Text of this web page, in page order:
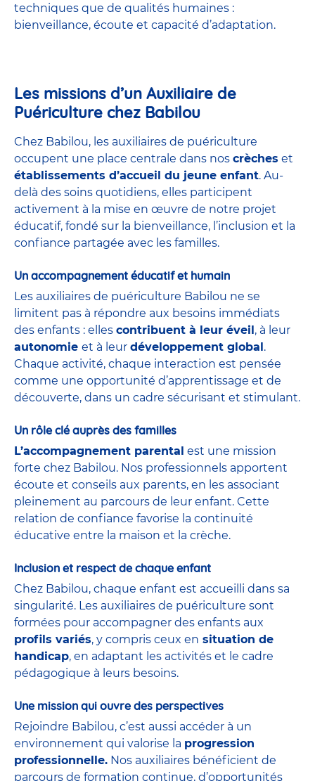
techniques que de qualités humaines :
bienveillance, écoute et capacité d’adaptation.
Les missions d’un Auxiliaire de
Puériculture chez Babilou
Chez Babilou, les auxiliaires de puériculture
occupent une place centrale dans nos crèches et
établissements d’accueil du jeune enfant. Au-
delà des soins quotidiens, elles participent
activement à la mise en œuvre de notre projet
éducatif, fondé sur la bienveillance, l’inclusion et la
confiance partagée avec les familles.
Un accompagnement éducatif et humain
Les auxiliaires de puériculture Babilou ne se
limitent pas à répondre aux besoins immédiats
des enfants : elles contribuent à leur éveil , à leur
autonomie et à leur développement global .
Chaque activité, chaque interaction est pensée
comme une opportunité d’apprentissage et de
découverte, dans un cadre sécurisant et stimulant.
Un rôle clé auprès des familles
L’accompagnement parental est une mission
forte chez Babilou. Nos professionnels apportent
écoute et conseils aux parents, en les associant
pleinement au parcours de leur enfant. Cette
relation de confiance favorise la continuité
éducative entre la maison et la crèche.
Inclusion et respect de chaque enfant
Chez Babilou, chaque enfant est accueilli dans sa
singularité. Les auxiliaires de puériculture sont
formées pour accompagner des enfants aux
profils variés, y compris ceux en situation de
handicap, en adaptant les activités et le cadre
pédagogique à leurs besoins.
Une mission qui ouvre des perspectives
Rejoindre Babilou, c’est aussi accéder à un
environnement qui valorise la progression
professionnelle. Nos auxiliaires bénéficient de
parcours de formation continue, d’opportunités